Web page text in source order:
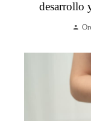
desarrollo